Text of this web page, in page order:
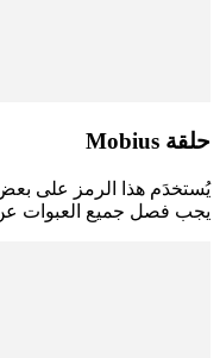
حلقة ‎Mobius
يُستخدَم هذا الرمز على بعض
يجب فصل جميع العبوات عن